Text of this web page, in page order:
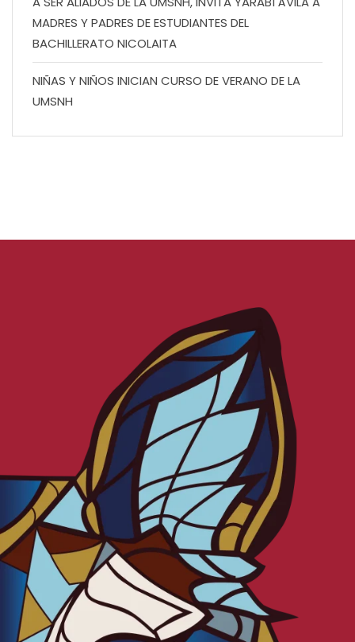
MADRES Y PADRES DE ESTUDIANTES DEL
BACHILLERATO NICOLAITA
NIÑAS Y NIÑOS INICIAN CURSO DE VERANO DE LA
UMSNH